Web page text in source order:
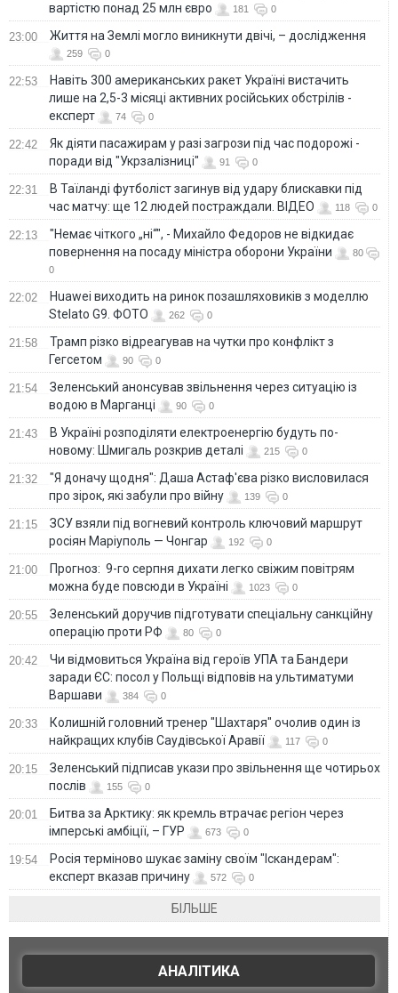
вартістю понад 25 млн євро
181 0
23:00 Життя на Землі могло виникнути двічі, – дослідження
259 0
22:53
Навіть 300 американських ракет Україні вистачить
лише на 2,5-3 місяці активних російських обстрілів -
експерт
74 0
22:42
Як діяти пасажирам у разі загрози під час подорожі -
поради від "Укрзалізниці"
91 0
22:31
В Таїланді футболіст загинув від удару блискавки під
час матчу: ще 12 людей постраждали. ВІДЕО
118 0
22:13
"Немає чіткого „ні“", - Михайло Федоров не відкидає
повернення на посаду міністра оборони України
80
0
22:02
Huawei виходить на ринок позашляховиків з моделлю
Stelato G9. ФОТО
262 0
21:58
Трамп різко відреагував на чутки про конфлікт з
Гегсетом
90 0
21:54
Зеленський анонсував звільнення через ситуацію із
водою в Марганці
90 0
21:43
В Україні розподіляти електроенергію будуть по-
новому: Шмигаль розкрив деталі
215 0
21:32
"Я доначу щодня": Даша Астаф'єва різко висловилася
про зірок, які забули про війну
139 0
21:15
ЗСУ взяли під вогневий контроль ключовий маршрут
росіян Маріуполь — Чонгар
192 0
21:00
Прогноз: 9-го серпня дихати легко свіжим повітрям
можна буде повсюди в Україні
1023 0
20:55
Зеленський доручив підготувати спеціальну санкційну
операцію проти РФ
80 0
20:42
Чи відмовиться Україна від героїв УПА та Бандери
заради ЄС: посол у Польщі відповів на ультиматуми
Варшави
384 0
20:33
Колишній головний тренер "Шахтаря" очолив один із
найкращих клубів Саудівської Аравії
117 0
20:15
Зеленський підписав укази про звільнення ще чотирьох
послів
155 0
20:01
Битва за Арктику: як кремль втрачає регіон через
імперські амбіції, – ГУР
673 0
19:54
Росія терміново шукає заміну своїм "Іскандерам":
експерт вказав причину
572 0
БІЛЬШЕ
АНАЛІТИКА